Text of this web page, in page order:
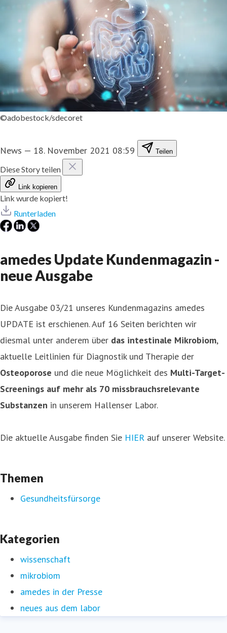
©adobestock/sdecoret
News — 18. November 2021 08:59 Teilen
Diese Story teilen
Link kopieren
Link wurde kopiert!
Runterladen
amedes Update Kundenmagazin -
neue Ausgabe
Die Ausgabe 03/21 unseres Kundenmagazins amedes
UPDATE ist erschienen. Auf 16 Seiten berichten wir
diesmal unter anderem über das intestinale Mikrobiom,
aktuelle Leitlinien für Diagnostik und Therapie der
Osteoporose und die neue Möglichkeit des Multi-Target-
Screenings auf mehr als 70 missbrauchsrelevante
Substanzen in unserem Hallenser Labor.
Die aktuelle Ausgabe finden Sie HIER auf unserer Website.
Themen
Gesundheitsfürsorge
Kategorien
wissenschaft
mikrobiom
amedes in der Presse
neues aus dem labor